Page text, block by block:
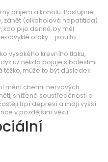
příjem alkoholu. Postupně
zánět (alkoholová hepatitida)
kdo pije denně, by měl
otoky – jsou to
vysokého krevního tlaku,
už někdo bojuje s bolestmi
může to být důsledek
mění chemii nervových
snížené soustředěnosti a
trpí depresí a mají vyšší
v pozdějším věku.